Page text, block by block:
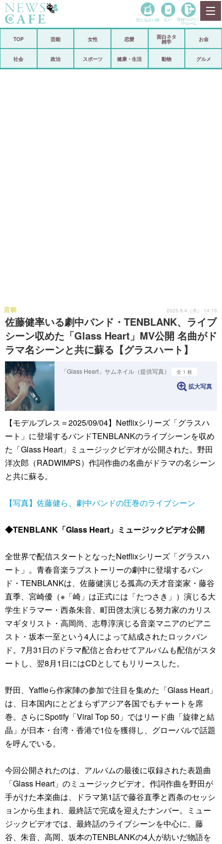
政治
当たる占い師 占い 登録• ログイン
マイルーム
TOP 芸能 女性 恋愛
面白ネタ
雑学
お金
社会 政治 スポーツ 健康・生活 動物 グルメ
佐藤健率いる劇中バンド・TENBLANK、ライブ
シーン収めた「Glass Heart」MV公開 名曲がド
ラマ名シーンと共に蘇る【グラスハート】
芸能 2025.9.4（木） 14:15
「Glass Heart」サムネイル（提供写真） 全 1 枚
拡大写真
【モデルプレス＝2025/09/04】Netflixシリーズ「グラスハ
ート」に登場するバンドTENBLANKのライブシーンを収め
た「Glass Heart」ミュージックビデオが公開された。野田
洋次郎（RADWIMPS）作詞作曲の名曲がドラマの名シーン
と共に蘇る。
【写真】佐藤健ら、劇中バンドの圧巻のライブシーン
◆TENBLANK「Glass Heart」ミュージックビデオ公開
全世界で配信スタートとなったNetflixシリーズ「グラスハ
ート」。青春音楽ラブストーリーの劇中に登場するバン
ド・TENBLANKは、佐藤健演じる孤高の天才音楽家・藤谷
直季、宮崎優（※「崎」は正式には「たつさき」）演じる大
学生ドラマー・西条朱音、町田啓太演じる努力家のカリス
マギタリスト・高岡尚、志尊淳演じる音楽マニアのピアニ
スト・坂本一至という4人によって結成されたロックバン
ド。7月31日のドラマ配信と合わせてアルバムも配信がスタ
ートし、翌8月1日にはCDとしてもリリースした。
野田、Yaffleら作家陣の参加で注目を集めた「Glass Heart」
は、日本国内にとどまらずアジア各国でもチャートを席
巻。さらにSpotify「Viral Top 50」ではリード曲「旋律と結
晶」が日本・台湾・香港で1位を獲得し、グローバルで話題
を呼んでいる。
今回公開されたのは、アルバムの最後に収録された表題曲
「Glass Heart」のミュージックビデオ。作詞作曲を野田が
手がけた本楽曲は、ドラマ第1話で藤谷直季と西条のセッシ
ョンから生まれ、最終話で完成を迎えたナンバー。ミュー
ジックビデオでは、最終話のライブシーンを中心に、藤
谷、朱音、高岡、坂本のTENBLANKの4人が紡いだ物語を